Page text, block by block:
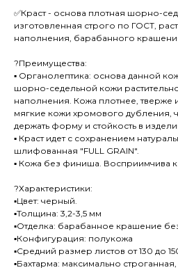
✅Краст - основа плотная шорно-
изготовленная строго по ГОСТ,
наполнения, барабанного
?Преимущества:
▪ Органолептика: основа данной
шорно-седельной кожи
наполнения. Кожа плотнее, тверже
мягкие кожи хромового дубления,
держать форму и стойкость в
▪ Краст идет с сохранением
шлифованная "FULL GRAIN".
▪ Кожа без финиша. Восприимчива
?Характеристики:
▪Цвет: черный.
▪Толщина: 3,2-3,5 мм
▪Отделка: барабанное крашение
▪Конфигурация: полукожа
▪Средний размер листов от 130 до
▪Бахтарма: максимально